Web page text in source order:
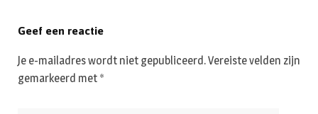
Geef een reactie
Je e-mailadres wordt niet gepubliceerd.Vereiste velden zijn
gemarkeerd met *